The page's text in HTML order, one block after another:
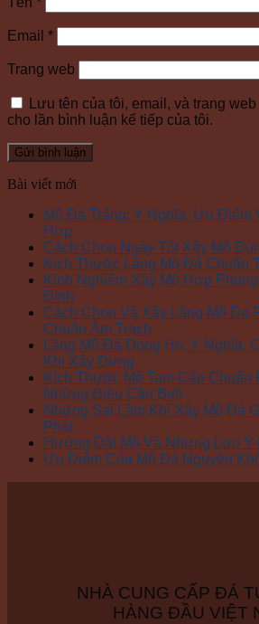
Email *
Trang web
Lưu tên của tôi, email, và trang
cho lần bình luận kế tiếp của tôi.
Bài viết mới
Mộ Đá Trắng: Ý Nghĩa, Ưu Điểm
Hợp
Cách Chọn Ngày Tốt Xây Mộ
Kích Thước Lăng Mộ Đá Chuẩn
Kinh Nghiệm Xây Mộ Hợp
Đình
Cách Chọn Và Xây Lăng Mộ Đá
Chuẩn Âm Trạch
Lăng Mộ Đá Dòng Họ: Ý Nghĩa,
Khi Xây Dựng
Kích Thước Mộ Tam Cấp Chuẩn
Những Điều Cần Biết
Những Sai Lầm Khi Xây Mộ Đá
Phải
Hướng Đặt Mộ Và Những Lưu Ý
Ưu Điểm Của Mộ Đá Nguyên
NHÀ CUNG CẤP ĐÁ
HÀNG ĐẦU VIỆT